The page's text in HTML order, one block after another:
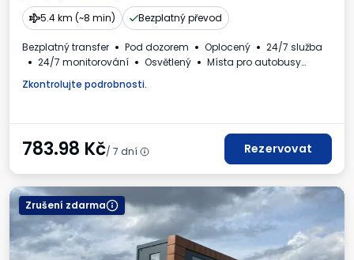
5.4 km (~8 min)
Bezplatný převod
Bezplatný transfer Pod dozorem Oplocený
24/7 služba
24/7 monitorování
Osvětlený
Místa pro autobusy
Zkontrolujte podrobnosti.
783.98 Kč/ 7 dní Rezervovat
Zrušení zdarma